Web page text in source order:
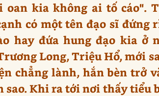
oan kia không ai tố cáo".
có một tên đạo sĩ đứng
hay đứa hung đạo kia ở
Long, Triệu Hổ, mới
chẳng lành, hắn bèn trở
sao. Khi ra tới nơi thấy tiểu